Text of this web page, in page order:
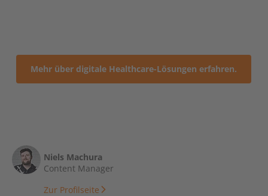
Mehr über digitale Healthcare-Lösungen erfahren.
Niels Machura
Content Manager
Zur Profilseite